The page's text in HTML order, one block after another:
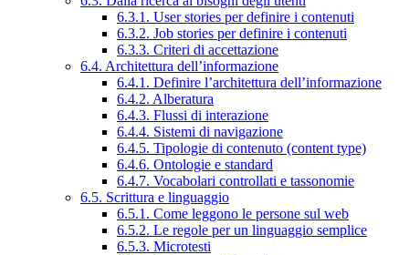
6.3.1. User stories per definire i contenuti
6.3.2. Job stories per definire i contenuti
6.3.3. Criteri di accettazione
6.4. Architettura dell’informazione
6.4.1. Definire l’architettura dell’informazione
6.4.2. Alberatura
6.4.3. Flussi di interazione
6.4.4. Sistemi di navigazione
6.4.5. Tipologie di contenuto (content type)
6.4.6. Ontologie e standard
6.4.7. Vocabolari controllati e tassonomie
6.5. Scrittura e linguaggio
6.5.1. Come leggono le persone sul web
6.5.2. Le regole per un linguaggio semplice
6.5.3. Microtesti